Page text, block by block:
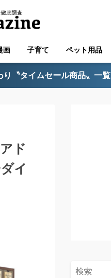
画 子育て ペット用品
〝タイムセール商品〟一覧
ド
イ